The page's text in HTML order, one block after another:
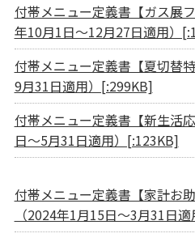
付帯メニュー定義書【ガス展
年10月1日～12月27日適用）
付帯メニュー定義書【夏切替
9月31日適用）[:299KB]
付帯メニュー定義書【新生活
日～5月31日適用）[:123KB]
付帯メニュー定義書【家計お
（2024年1月15日～3月31日